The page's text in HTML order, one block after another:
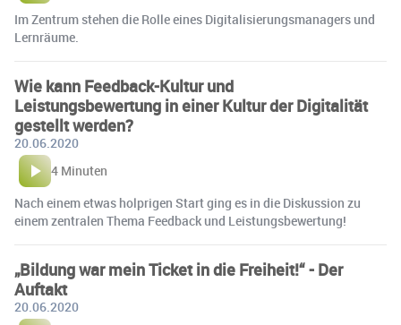
Im Zentrum stehen die Rolle eines Digitalisierungsmanagers und
Lernräume.
Wie kann Feedback-Kultur und
Leistungsbewertung in einer Kultur der Digitalität
gestellt werden?
20.06.2020
4 Minuten
Nach einem etwas holprigen Start ging es in die Diskussion zu
einem zentralen Thema Feedback und Leistungsbewertung!
„Bildung war mein Ticket in die Freiheit!“ - Der
Auftakt
20.06.2020